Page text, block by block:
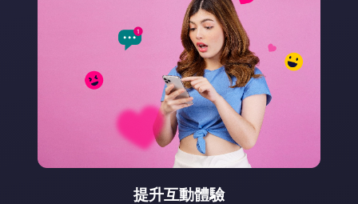
提升互動體驗